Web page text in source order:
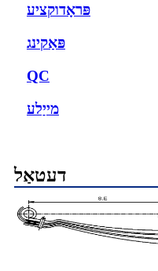
פּראָדוקציע
פּאַקינג
QC
מייַלע
דעטאַל